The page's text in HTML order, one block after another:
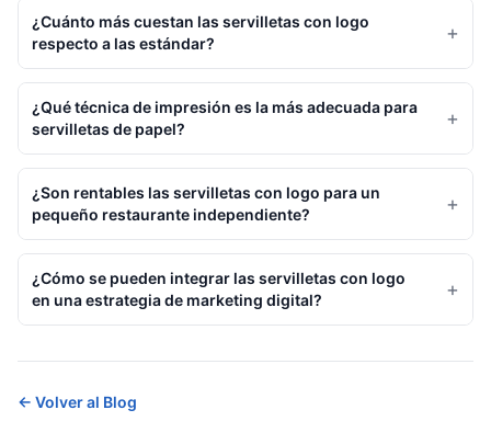
¿Cuánto más cuestan las servilletas con logo
respecto a las estándar?
+
¿Qué técnica de impresión es la más adecuada para
servilletas de papel?
+
¿Son rentables las servilletas con logo para un
pequeño restaurante independiente?
+
¿Cómo se pueden integrar las servilletas con logo
en una estrategia de marketing digital?
+
← Volver al Blog